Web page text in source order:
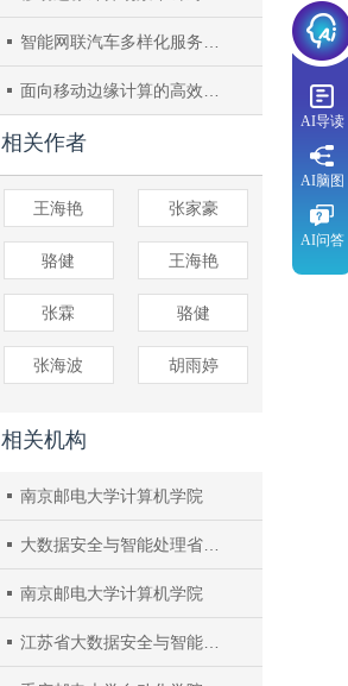
智能网联汽车多样化服务场景下功率与频谱联合优化算法
面向移动边缘计算的高效条件隐私保护认证密钥协商方案
相关作者
王海艳 张家豪
骆健 王海艳
张霖 骆健
张海波 胡雨婷
相关机构
南京邮电大学计算机学院
大数据安全与智能处理省高校重点实验室
南京邮电大学计算机学院
江苏省大数据安全与智能处理重点实验室
AI导读
AI脑图
AI问答